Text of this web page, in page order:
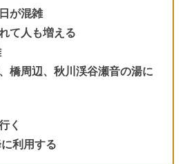
が混雑
て人も増える
橋周辺、秋川渓谷瀬音の湯に
く
利用する